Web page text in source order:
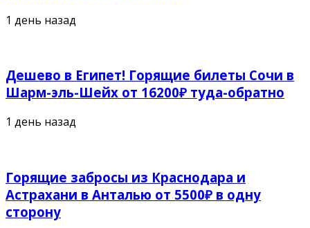
1 день назад
Дешево в Египет! Горящие билеты Сочи в
Шарм-эль-Шейх от 16200₽ туда-обратно
1 день назад
Горящие забросы из Краснодара и
Астрахани в Анталью от 5500₽ в одну
сторону